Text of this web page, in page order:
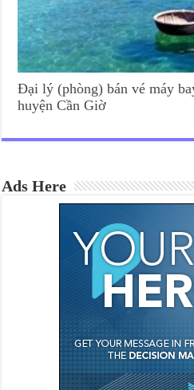
Đại lý (phòng) bán vé máy
huyện Cần Giờ
Ads Here